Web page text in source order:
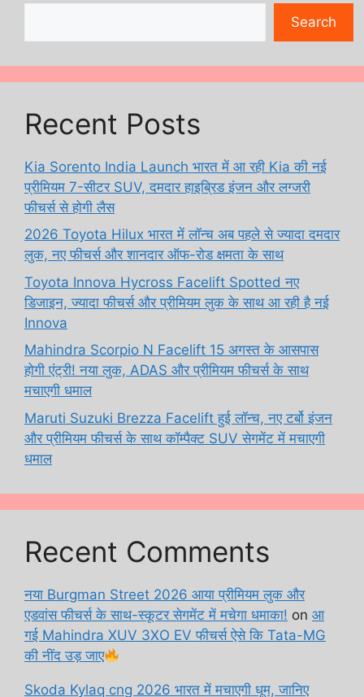
Search
Recent Posts
Kia Sorento India Launch भारत में आ रही Kia की नई
प्रीमियम 7-सीटर SUV, दमदार हाइब्रिड इंजन और लग्जरी
फीचर्स से होगी लैस
2026 Toyota Hilux भारत में लॉन्च अब पहले से ज्यादा दमदार
लुक, नए फीचर्स और शानदार ऑफ-रोड क्षमता के साथ
Toyota Innova Hycross Facelift Spotted नए
डिजाइन, ज्यादा फीचर्स और प्रीमियम लुक के साथ आ रही है नई
Innova
Mahindra Scorpio N Facelift 15 अगस्त के आसपास
होगी एंट्री! नया लुक, ADAS और प्रीमियम फीचर्स के साथ
मचाएगी धमाल
Maruti Suzuki Brezza Facelift हुई लॉन्च, नए टर्बो इंजन
और प्रीमियम फीचर्स के साथ कॉम्पैक्ट SUV सेगमेंट में मचाएगी
धमाल
Recent Comments
नया Burgman Street 2026 आया प्रीमियम लुक और
एडवांस फीचर्स के साथ-स्कूटर सेगमेंट में मचेगा धमाका! on आ
गई Mahindra XUV 3XO EV फीचर्स ऐसे कि Tata-MG
की नींद उड़ जाए
Skoda Kylaq cng 2026 भारत में मचाएगी धूम, जानिए